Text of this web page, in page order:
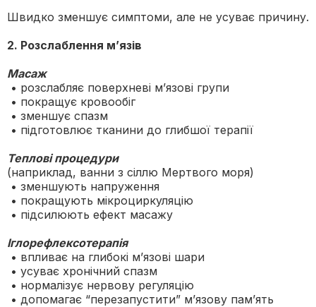
Швидко зменшує симптоми, але не усуває причину.
2. Розслаблення м’язів
Масаж
• розслабляє поверхневі м’язові групи
• покращує кровообіг
• зменшує спазм
• підготовлює тканини до глибшої терапії
Теплові процедури
(наприклад, ванни з сіллю Мертвого моря)
• зменшують напруження
• покращують мікроциркуляцію
• підсилюють ефект масажу
Іглорефлексотерапія
• впливає на глибокі м’язові шари
• усуває хронічний спазм
• нормалізує нервову регуляцію
• допомагає “перезапустити” м’язову пам’ять